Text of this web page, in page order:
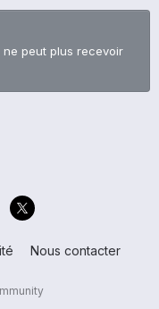
peut plus recevoir
Nous contacter